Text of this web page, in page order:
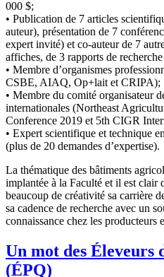
000 $;
• Publication de 7 articles
auteur), présentation de 7
expert invité) et co-auteur de 7
affiches, de 3 rapports de
• Membre d’organismes
CSBE, AIAQ, Op+lait et CRIPA);
• Membre du comité organisateur
internationales (Northeast
Conference 2019 et 5th CIGR
• Expert scientifique et technique
(plus de 20 demandes d’expertise).
La thématique des bâtiments
implantée à la Faculté et il est clair
beaucoup de créativité sa carrière
sa cadence de recherche avec un
connaissance chez les producteurs
Un mot des Éleveurs
(ÉPQ)